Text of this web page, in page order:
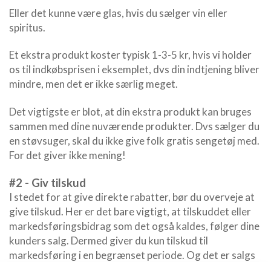
Eller det kunne være glas, hvis du sælger vin eller
spiritus.
Et ekstra produkt koster typisk 1-3-5 kr, hvis vi holder
os til indkøbsprisen i eksemplet, dvs din indtjening bliver
mindre, men det er ikke særlig meget.
Det vigtigste er blot, at din ekstra produkt kan bruges
sammen med dine nuværende produkter. Dvs sælger du
en støvsuger, skal du ikke give folk gratis sengetøj med.
For det giver ikke mening!
#2 - Giv tilskud
I stedet for at give direkte rabatter, bør du overveje at
give tilskud. Her er det bare vigtigt, at tilskuddet eller
markedsføringsbidrag som det også kaldes, følger dine
kunders salg. Dermed giver du kun tilskud til
markedsføring i en begrænset periode. Og det er salgs